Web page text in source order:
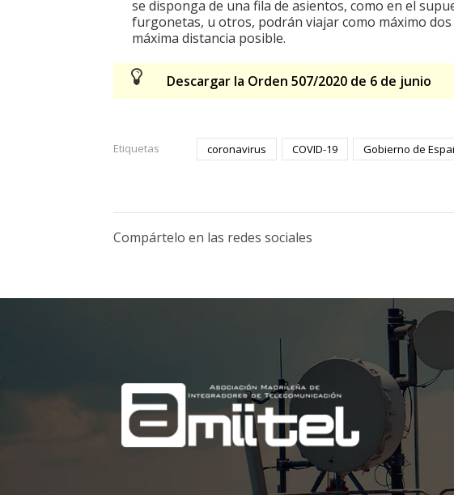
se disponga de una fila de asientos, como en el
furgonetas, u otros, podrán viajar como máximo
máxima distancia posible.
Descargar la Orden 507/2020 de 6 de junio
Etiquetas coronavirus COVID-19 Gobierno de
Compártelo en las redes sociales
;